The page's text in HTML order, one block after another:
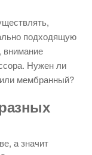
подходящую
внимание
Нужен ли
мембранный?
а значит